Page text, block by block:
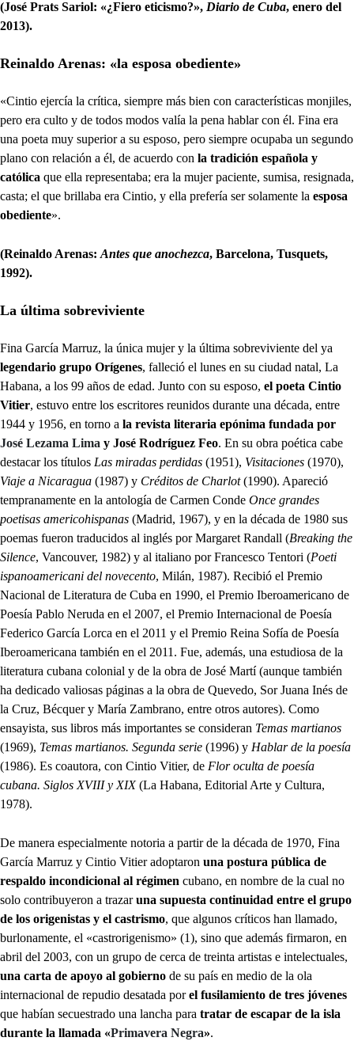
(José Prats Sariol: «¿Fiero eticismo?», Diario de Cuba, enero del
2013).
Reinaldo Arenas: «la esposa obediente»
«Cintio ejercía la crítica, siempre más bien con características monjiles,
pero era culto y de todos modos valía la pena hablar con él. Fina era
una poeta muy superior a su esposo, pero siempre ocupaba un segundo
plano con relación a él, de acuerdo con la tradición española y
católica que ella representaba; era la mujer paciente, sumisa, resignada,
casta; el que brillaba era Cintio, y ella prefería ser solamente la esposa
obediente».
(Reinaldo Arenas: Antes que anochezca, Barcelona, Tusquets,
1992).
La última sobreviviente
Fina García Marruz, la única mujer y la última sobreviviente del ya
legendario grupo Orígenes, falleció el lunes en su ciudad natal, La
Habana, a los 99 años de edad. Junto con su esposo, el poeta Cintio
Vitier, estuvo entre los escritores reunidos durante una década, entre
1944 y 1956, en torno a la revista literaria epónima fundada por
José Lezama Lima y José Rodríguez Feo. En su obra poética cabe
destacar los títulos Las miradas perdidas (1951), Visitaciones (1970),
Viaje a Nicaragua (1987) y Créditos de Charlot(1990). Apareció
tempranamente en la antología de Carmen Conde Once grandes
poetisas americohispanas (Madrid, 1967), y en la década de 1980 sus
poemas fueron traducidos al inglés por Margaret Randall (Breaking the
Silence, Vancouver, 1982) y al italiano por Francesco Tentori (Poeti
ispanoamericani del novecento, Milán, 1987). Recibió el Premio
Nacional de Literatura de Cuba en 1990, el Premio Iberoamericano de
Poesía Pablo Neruda en el 2007, el Premio Internacional de Poesía
Federico García Lorca en el 2011 y el Premio Reina Sofía de Poesía
Iberoamericana también en el 2011. Fue, además, una estudiosa de la
literatura cubana colonial y de la obra de José Martí (aunque también
ha dedicado valiosas páginas a la obra de Quevedo, Sor Juana Inés de
la Cruz, Bécquer y María Zambrano, entre otros autores). Como
ensayista, sus libros más importantes se consideran Temas martianos
(1969), Temas martianos. Segunda serie (1996) y Hablar de la poesía
(1986). Es coautora, con Cintio Vitier, de Flor oculta de poesía
cubana. Siglos XVIII y XIX(La Habana, Editorial Arte y Cultura,
1978).
De manera especialmente notoria a partir de la década de 1970, Fina
García Marruz y Cintio Vitier adoptaron una postura pública de
respaldo incondicional al régimen cubano, en nombre de la cual no
solo contribuyeron a trazaruna supuesta continuidad entre el grupo
de los origenistas y el castrismo, que algunos críticos han llamado,
burlonamente, el «castrorigenismo» (1), sino que además firmaron, en
abril del 2003, con un grupo de cerca de treinta artistas e intelectuales,
una carta de apoyo al gobierno de su país en medio de la ola
internacional de repudio desatada porel fusilamiento de tres jóvenes
que habían secuestrado una lancha para tratar de escapar de la isla
durante la llamada «Primavera Negra».